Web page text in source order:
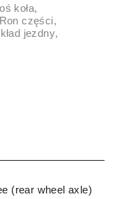
oś koła,
części,
jezdny,
(rear wheel axle)